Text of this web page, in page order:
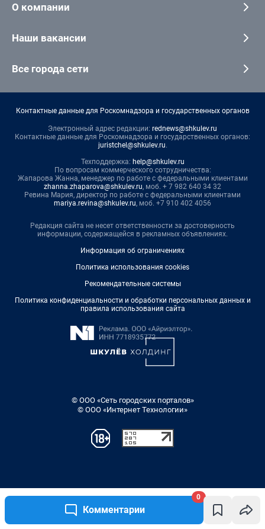
Комментарии
0
О компании
Наши вакансии
Все города сети
Контактные данные для Роскомнадзора и государственных органов
Электронный адрес редакции: rednews@shkulev.ru
Контактные данные для Роскомнадзора и государственных органов:
juristchel@shkulev.ru.
Техподдержка: help@shkulev.ru
По вопросам коммерческого сотрудничества:
Жапарова Жанна, менеджер по работе с федеральными клиентами
zhanna.zhaparova@shkulev.ru, моб. + 7 982 640 34 32
Ревина Мария, директор по работе с федеральными клиентами
mariya.revina@shkulev.ru, моб. +7 910 402 4056
Редакция сайта не несет ответственности за достоверность
информации, содержащейся в рекламных объявлениях.
Информация об ограничениях
Политика использования cookies
Рекомендательные системы
Политика конфиденциальности и обработки персональных данных и
правила использования сайта
© ООО «Сеть городских порталов»
© ООО «Интернет Технологии»